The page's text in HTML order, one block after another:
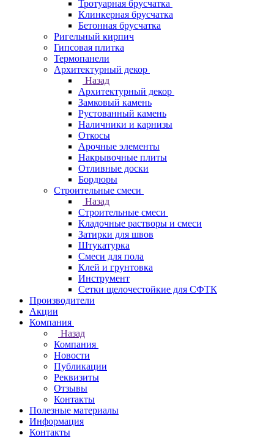
Тротуарная брусчатка
Клинкерная брусчатка
Бетонная брусчатка
Ригельный кирпич
Гипсовая плитка
Термопанели
Архитектурный декор
Назад
Архитектурный декор
Замковый камень
Рустованный камень
Наличники и карнизы
Откосы
Арочные элементы
Накрывочные плиты
Отливные доски
Бордюры
Строительные смеси
Назад
Строительные смеси
Кладочные растворы и смеси
Затирки для швов
Штукатурка
Смеси для пола
Клей и грунтовка
Инструмент
Сетки щелочестойкие для СФТК
Производители
Акции
Компания
Назад
Компания
Новости
Публикации
Реквизиты
Отзывы
Контакты
Полезные материалы
Информация
Контакты